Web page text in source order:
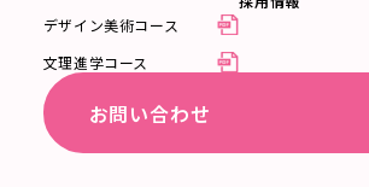
デザイン美術コース
文理進学コース
お問い合わせ